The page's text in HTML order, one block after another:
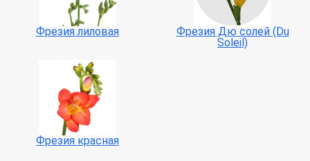
Фрезия лиловая
Фрезия Дю солей (Du
Soleil)
Фрезия красная